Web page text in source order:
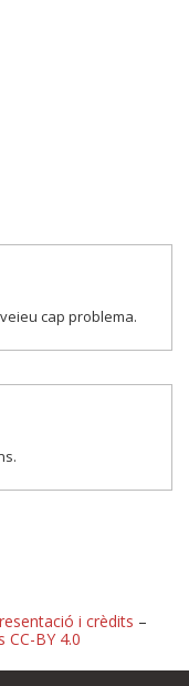
cap problema.
i crèdits –
CC-BY 4.0